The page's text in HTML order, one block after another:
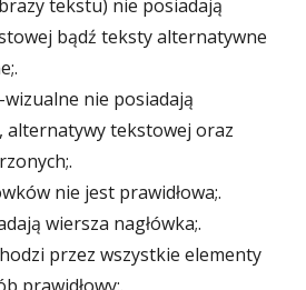
tekstu) nie posiadają
bądź teksty alternatywne
nie posiadają
alternatywy tekstowej oraz
nie jest prawidłowa;.
wiersza nagłówka;.
przez wszystkie elementy